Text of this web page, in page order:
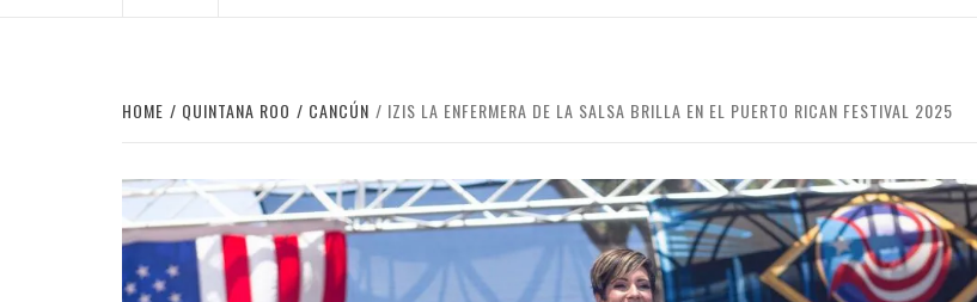
HOME QUINTANA ROO CANCÚN IZIS LA ENFERMERA DE LA SALSA BRILLA EN EL PUERTO RICAN FESTIVAL 2025